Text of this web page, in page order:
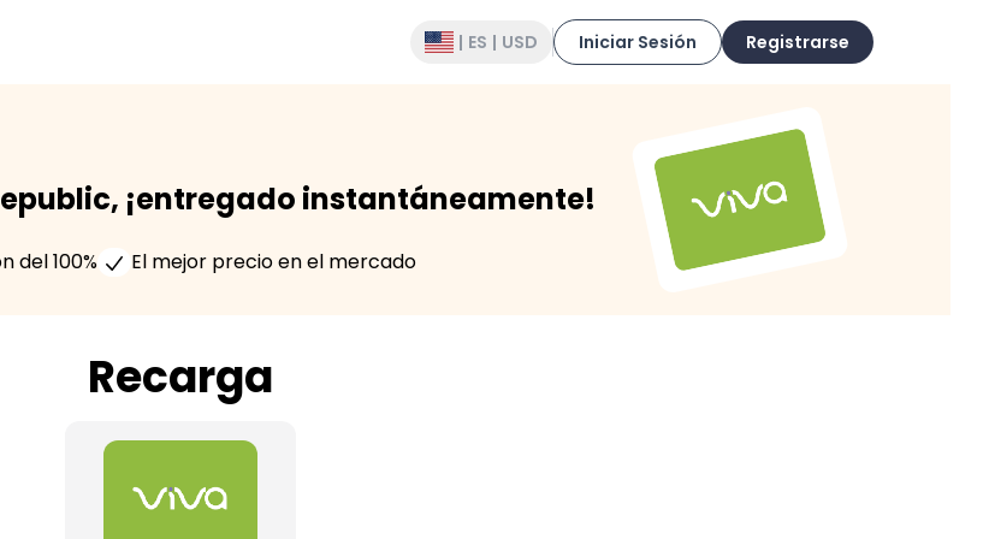
| ES | USD Iniciar Sesión Registrarse
¡entregado instantáneamente!
del 100% El mejor precio en el mercado
Recarga